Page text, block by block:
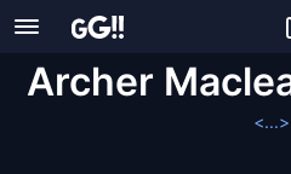
Archer
<...>